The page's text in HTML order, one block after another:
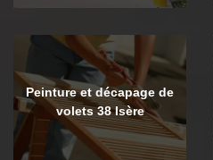
Peinture et décapage de
volets 38 Isère